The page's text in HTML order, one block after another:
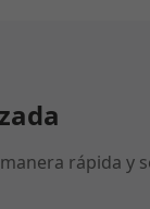
rápida y